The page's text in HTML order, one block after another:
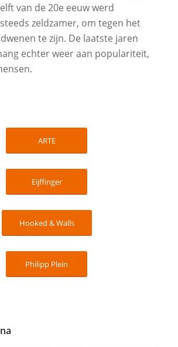
van de 20e eeuw werd
zeldzamer, om tegen het
te zijn. De laatste jaren
echter weer aan populariteit,
ARTE
Eijffinger
Hooked & Walls
Philipp Plein